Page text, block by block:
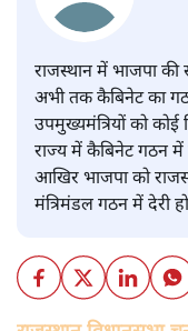
राजस्थान में भाजपा
अभी तक कैबिनेट का
उपमुख्यमंत्रियों को कोई
राज्य में कैबिनेट गठन में
आखिर भाजपा को
मंत्रिमंडल गठन में देरी